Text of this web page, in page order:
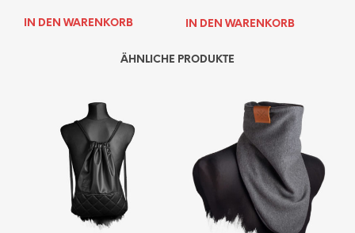
IN DEN WARENKORB IN DEN WARENKORB
ÄHNLICHE PRODUKTE